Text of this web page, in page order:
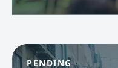
PENDING